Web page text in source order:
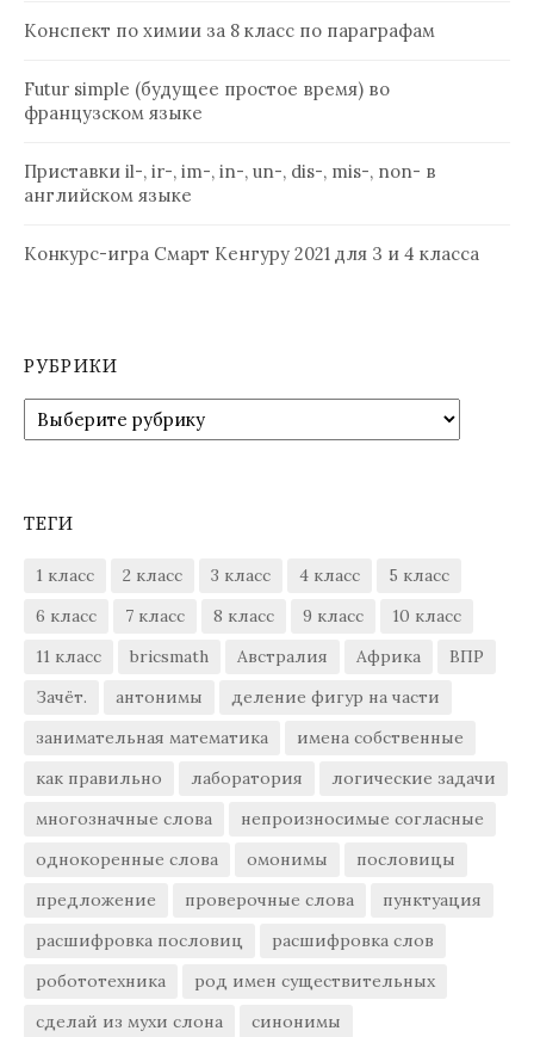
Конспект по химии за 8 класс по параграфам
Futur simple (будущее простое время) во
французском языке
Приставки il-, ir-, im-, in-, un-, dis-, mis-, non- в
английском языке
Конкурс-игра Смарт Кенгуру 2021 для 3 и 4 класса
РУБРИКИ
Рубрики
ТЕГИ
1 класс 2 класс 3 класс 4 класс
5 класс
6 класс
7 класс 8 класс 9 класс
10 класс
11 класс
bricsmath Австралия Африка
ВПР
Зачёт.
антонимы
деление фигур на части
занимательная математика
имена собственные
как правильно
лаборатория
логические задачи
многозначные слова
непроизносимые согласные
однокоренные слова
омонимы
пословицы
предложение
проверочные слова
пунктуация
расшифровка пословиц
расшифровка слов
робототехника
род имен существительных
сделай из мухи слона
синонимы